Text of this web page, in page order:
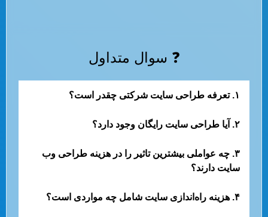
❓ سوال متداول
۱. تعرفه طراحی سایت شرکتی چقدر است؟
۲. آیا طراحی سایت رایگان وجود دارد؟
۳. چه عواملی بیشترین تاثیر را در هزینه طراحی وب
سایت دارند؟
۴. هزینه راه‌اندازی سایت شامل چه مواردی است؟